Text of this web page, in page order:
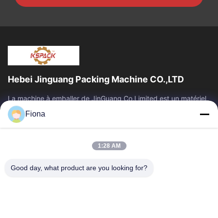
Hebei Jinguang Packing Machine CO.,LTD
La machine à emballer de JinGuang Co.Limited est un matériel
d'impression ondulé professionnel de carton et des machines
relatives pour la...
Liens Rapides
Produits
Au Sujet De Nous
Visite D'usine
Fiona
1:28 AM
Good day, what product are you looking for?